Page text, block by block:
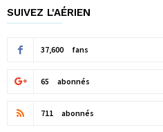
SUIVEZ L'AÉRIEN
37,600 fans
65 abonnés
711 abonnés